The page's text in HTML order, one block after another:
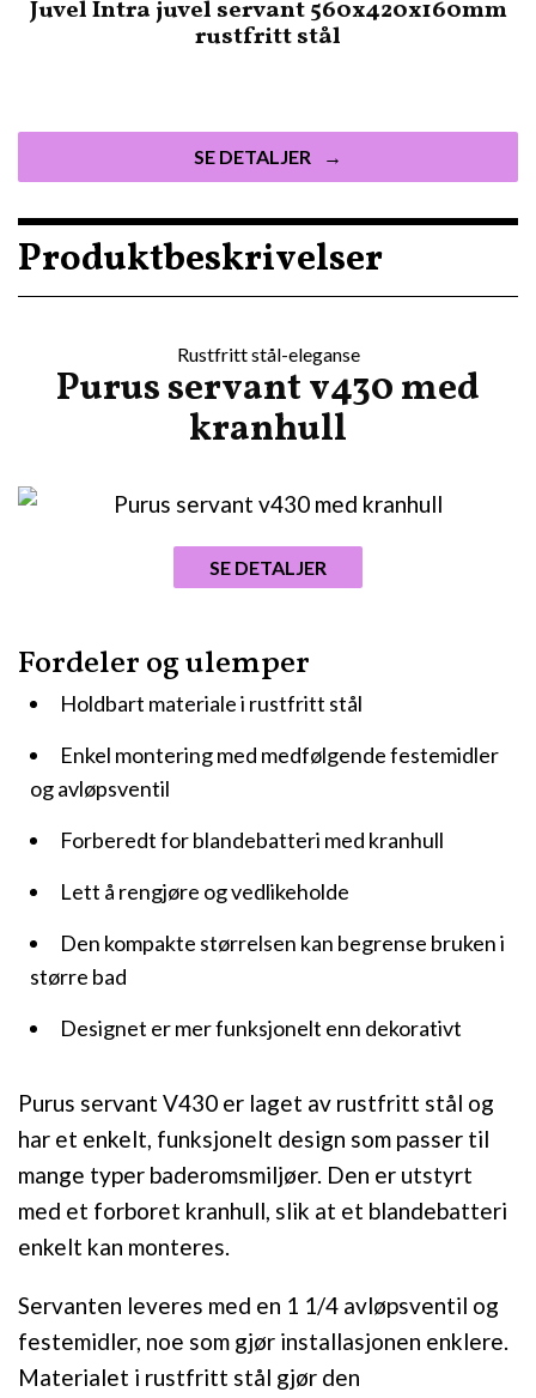
Juvel Intra juvel servant 560x420x160mm
rustfritt stål
SE DETALJER
Produktbeskrivelser
Rustfritt stål-eleganse
Purus servant v430 med
kranhull
Purus servant V430 er laget av rustfritt stål og
har et enkelt, funksjonelt design som passer til
mange typer baderomsmiljøer. Den er utstyrt
med et forboret kranhull, slik at et blandebatteri
enkelt kan monteres.
Servanten leveres med en 1 1/4 avløpsventil og
festemidler, noe som gjør installasjonen enklere.
Materialet i rustfritt stål gjør den
Fordeler og ulemper
Holdbart materiale i rustfritt stål
Enkel montering med medfølgende festemidler
og avløpsventil
Forberedt for blandebatteri med kranhull
Lett å rengjøre og vedlikeholde
Den kompakte størrelsen kan begrense bruken i
større bad
Designet er mer funksjonelt enn dekorativt
SE DETALJER